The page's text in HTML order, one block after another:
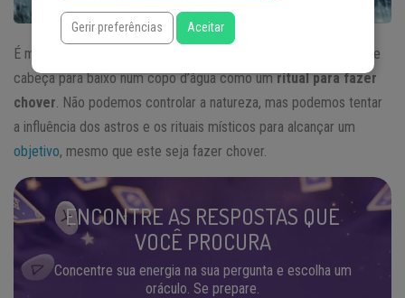
É muito comum no Brasil que as pessoas coloquem os santos de
cabeça para baixo num copo d’água como umritual para fazer
chover . Não podemos controlar a natureza, mas podemos tentar
a influência dos astros e os rituais místicos para alcançar um
objetivo, mesmo que este seja fazer chover.
ENCONTRE AS RESPOSTAS QUE
VOCÊ PROCURA
Concentre sua energia na sua pergunta e escolha um
oráculo. Se prepare.
Gerir preferências Aceitar